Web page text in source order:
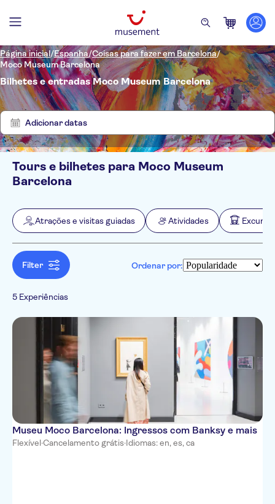
Página inicial/Espanha/Coisas para fazer em Barcelona/
Moco Museum Barcelona
Bilhetes e entradas Moco Museum Barcelona
Adicionar datas
FiltrosPreço (por adulto)
Mín. € Máx.
Hotel pickup
NO-PICKUP
Cancelamento gratuito
Confirmação instantânea
Voucher eletrônico
Taxas de entrada incluídas
Tour guiado
Subject expert guide
Categorias
Atrações e visitas guiadas
Exposições
Atividades
Atividades urbanas
Excursões e passeios de um dia
Idomas
Inglês
Catalão
Espanhol
Alemão
Hebrew
Italiano
Japonês
EliminarMostrar
5
resultados
Tours e bilhetes para Moco Museum
Barcelona
Atrações e visitas guiadas Atividades
Filter Ordenar por:
5 Experiências
Museu Moco Barcelona: Ingressos com Banksy e mais
Flexível·Cancelamento grátis·Idiomas: en, es, ca